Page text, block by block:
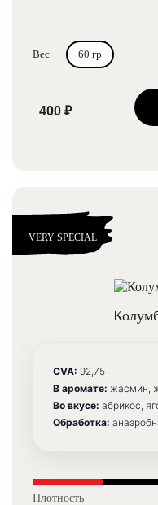
Вес 60 гр
400 ₽
VERY SPECIAL
CVA: 92,75
В аромате: жасмин,
Во вкусе: абрикос,
Обработка:
Плотность